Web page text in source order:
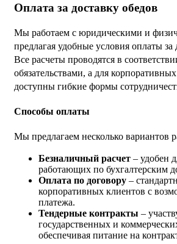
Оплата за доставку обедов
Мы работаем с юридическими и
предлагая удобные условия оплаты за
Все расчеты проводятся в
обязательствами, а для
доступны гибкие формы
Способы оплаты
Мы предлагаем несколько вариантов
Безналичный расчет – удобен
работающих по бухгалтерским
Оплата по договору –
корпоративных клиентов с
платежа.
Тендерные контракты –
государственных и
обеспечивая питание на